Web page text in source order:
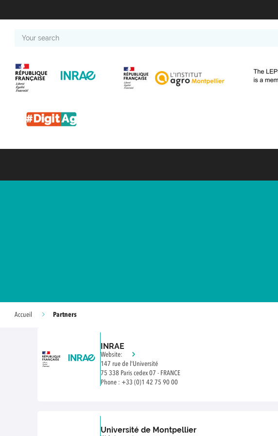
search
Accueil Partners
INRAE
Website:
147 rue de l'Université
75 338 Paris cedex 07 - FRANCE
Phone : +33 (0)1 42 75 90 00
Université de Montpellier